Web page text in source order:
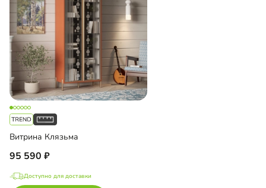
Витрина Клязьма
95 590
Доступно для доставки